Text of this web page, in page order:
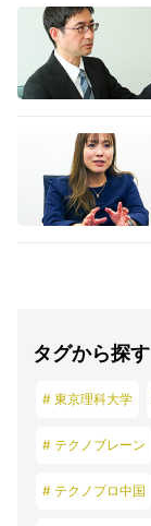
タグから探す
# 東京理科大学
# テクノブレーン
# テクノプロ中国